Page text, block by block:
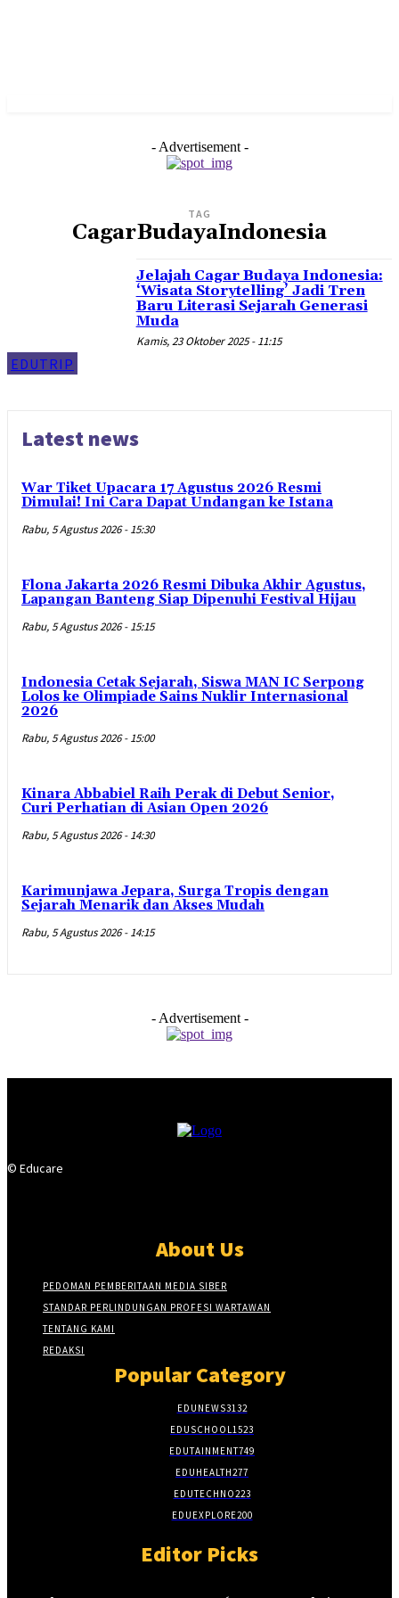
- Advertisement -
TAG
CagarBudayaIndonesia
EDUTRIP
Jelajah Cagar Budaya Indonesia:
‘Wisata Storytelling’ Jadi Tren
Baru Literasi Sejarah Generasi
Muda
Kamis, 23 Oktober 2025 - 11:15
Latest news
War Tiket Upacara 17 Agustus 2026 Resmi
Dimulai! Ini Cara Dapat Undangan ke Istana
Rabu, 5 Agustus 2026 - 15:30
Flona Jakarta 2026 Resmi Dibuka Akhir Agustus,
Lapangan Banteng Siap Dipenuhi Festival Hijau
Rabu, 5 Agustus 2026 - 15:15
Indonesia Cetak Sejarah, Siswa MAN IC Serpong
Lolos ke Olimpiade Sains Nuklir Internasional
2026
Rabu, 5 Agustus 2026 - 15:00
Kinara Abbabiel Raih Perak di Debut Senior,
Curi Perhatian di Asian Open 2026
Rabu, 5 Agustus 2026 - 14:30
Karimunjawa Jepara, Surga Tropis dengan
Sejarah Menarik dan Akses Mudah
Rabu, 5 Agustus 2026 - 14:15
- Advertisement -
© Educare
About Us
PEDOMAN PEMBERITAAN MEDIA SIBER
STANDAR PERLINDUNGAN PROFESI WARTAWAN
TENTANG KAMI
REDAKSI
Popular Category
EDUNEWS3132
EDUSCHOOL1523
EDUTAINMENT749
EDUHEALTH277
EDUTECHNO223
EDUEXPLORE200
Editor Picks